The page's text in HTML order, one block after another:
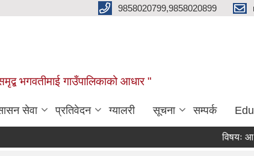
9858020799,9858020899
भगवतीमाई गाउँपालिकाको आधार "
सेवा प्रतिवेदन ग्यालरी सूचना सम्पर्क
विषयः आ.व.